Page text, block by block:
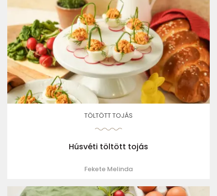
TÖLTÖTT TOJÁS
Húsvéti töltött tojás
Fekete Melinda